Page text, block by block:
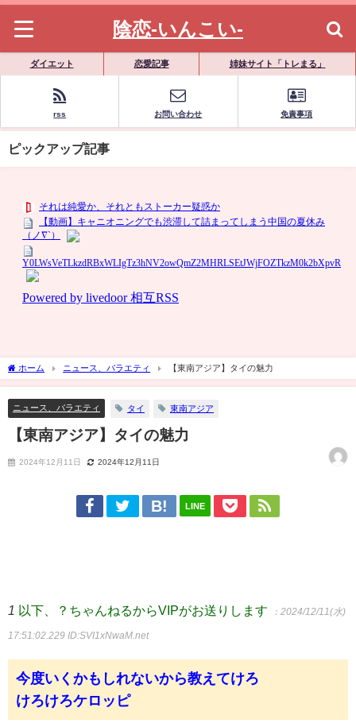
陰恋-いんこい-
ダイエット 恋愛記事 姉妹サイト「トレまる」
rss お問い合わせ 免責事項
ピックアップ記事
ホーム ニュース、バラエティ 【東南アジア】タイの魅力
ニュース、バラエティ タイ 東南アジア
【東南アジア】タイの魅力
2024年12月11日 2024年12月11日
LINE
1 以下、？ちゃんねるからVIPがお送りします ：2024/12/11(水)
17:51:02.229 ID:SVI1xNwaM.net
今度いくかもしれないから教えてけろ
けろけろケロッピ